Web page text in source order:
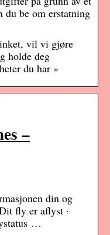
be om erstatning
vil vi gjøre
holde deg
du har »
–
din og
fly er aflyst ·
…